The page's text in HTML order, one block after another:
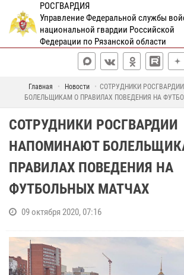
РОСГВАРДИЯ
Управление Федеральной службы
национальной гвардии Российской
Федерации по Рязанской области
Главная Новости
СОТРУДНИКИ
БОЛЕЛЬЩИКАМ О ПРАВИЛАХ ПОВЕДЕНИЯ НА
СОТРУДНИКИ РОСГВАРДИИ
НАПОМИНАЮТ
ПРАВИЛАХ ПОВЕДЕНИЯ НА
ФУТБОЛЬНЫХ МАТЧАХ
09 октября 2020, 07:16